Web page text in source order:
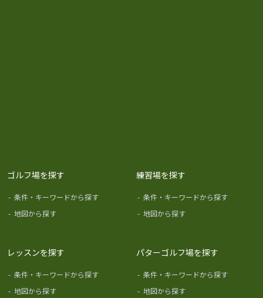
ゴルフ場を探す
- 条件・キーワードから探す
- 地図から探す
練習場を探す
- 条件・キーワードから探す
- 地図から探す
レッスンを探す
- 条件・キーワードから探す
- 地図から探す
パターゴルフ場を探す
- 条件・キーワードから探す
- 地図から探す